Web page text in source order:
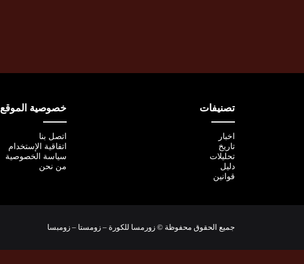
تصنيفات
اخبار
تاريخ
تحليلات
دليل
قوانين
خصوصية الموقع
اتصل بنا
اتفاقية الإستخدام
سياسة الخصوصية
من نحن
جميع الحقوق محفوظة © زورمسا للكورة – زومستا – زومبسا